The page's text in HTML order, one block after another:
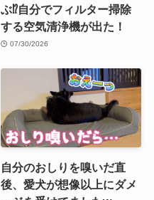
ぶ⁉︎自分でフィルター掃除
する空気清浄機が出た！
07/30/2026
自分のおしりを嗅いだ直
後、愛犬が想像以上にダメ